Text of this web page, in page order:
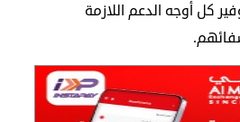
كل أوجه الدعم اللازمة